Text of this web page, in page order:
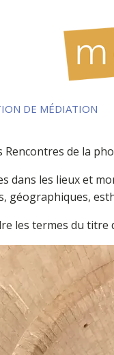
DE MÉDIATION
Rencontres de la
dans les lieux et
géographiques,
les termes du titre